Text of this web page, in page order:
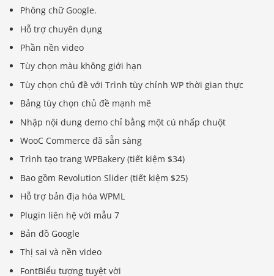
Phông chữ Google.
Hỗ trợ chuyên dụng
Phần nền video
Tùy chọn màu không giới hạn
Tùy chọn chủ đề với Trình tùy chỉnh WP thời gian thực
Bảng tùy chọn chủ đề mạnh mẽ
Nhập nội dung demo chỉ bằng một cú nhấp chuột
WooC Commerce đã sẵn sàng
Trình tạo trang WPBakery (tiết kiệm $34)
Bao gồm Revolution Slider (tiết kiệm $25)
Hỗ trợ bản địa hóa WPML
Plugin liên hệ với mẫu 7
Bản đồ Google
Thị sai và nền video
FontBiểu tượng tuyệt vời